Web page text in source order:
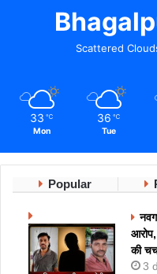
Scattered
33 ℃
Mon
36 ℃
Tue
Popular
की
3